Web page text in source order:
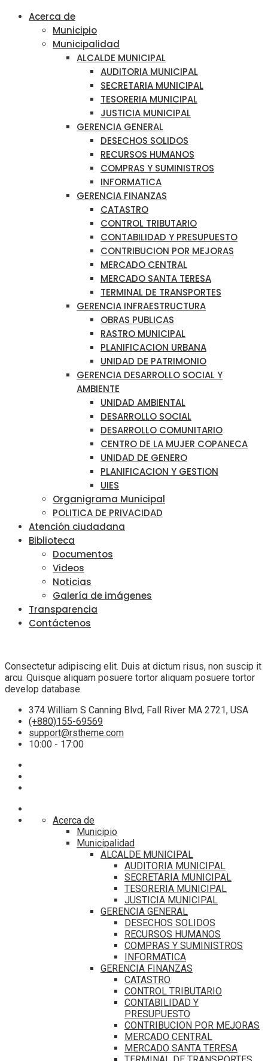
Acerca de
Municipio
Municipalidad
ALCALDE MUNICIPAL
AUDITORIA MUNICIPAL
SECRETARIA MUNICIPAL
TESORERIA MUNICIPAL
JUSTICIA MUNICIPAL
GERENCIA GENERAL
DESECHOS SOLIDOS
RECURSOS HUMANOS
COMPRAS Y SUMINISTROS
INFORMATICA
GERENCIA FINANZAS
CATASTRO
CONTROL TRIBUTARIO
CONTABILIDAD Y PRESUPUESTO
CONTRIBUCION POR MEJORAS
MERCADO CENTRAL
MERCADO SANTA TERESA
TERMINAL DE TRANSPORTES
GERENCIA INFRAESTRUCTURA
OBRAS PUBLICAS
RASTRO MUNICIPAL
PLANIFICACION URBANA
UNIDAD DE PATRIMONIO
GERENCIA DESARROLLO SOCIAL Y
AMBIENTE
UNIDAD AMBIENTAL
DESARROLLO SOCIAL
DESARROLLO COMUNITARIO
CENTRO DE LA MUJER COPANECA
UNIDAD DE GENERO
PLANIFICACION Y GESTION
UIES
Organigrama Municipal
POLITICA DE PRIVACIDAD
Atención ciudadana
Biblioteca
Documentos
Videos
Noticias
Galería de imágenes
Transparencia
Contáctenos
Consectetur adipiscing elit. Duis at dictum risus, non suscip it
arcu. Quisque aliquam posuere tortor aliquam posuere tortor
develop database.
374 William S Canning Blvd, Fall River MA 2721, USA
(+880)155-69569
support@rstheme.com
10:00 - 17:00
Acerca de
Municipio
Municipalidad
ALCALDE MUNICIPAL
AUDITORIA MUNICIPAL
SECRETARIA MUNICIPAL
TESORERIA MUNICIPAL
JUSTICIA MUNICIPAL
GERENCIA GENERAL
DESECHOS SOLIDOS
RECURSOS HUMANOS
COMPRAS Y SUMINISTROS
INFORMATICA
GERENCIA FINANZAS
CATASTRO
CONTROL TRIBUTARIO
CONTABILIDAD Y
PRESUPUESTO
CONTRIBUCION POR MEJORAS
MERCADO CENTRAL
MERCADO SANTA TERESA